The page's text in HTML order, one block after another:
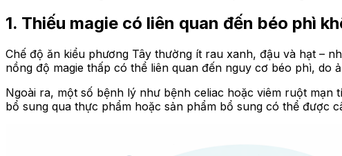
1. Thiếu magie có liên quan đến béo phì
Chế độ ăn kiểu phương Tây thường ít rau xanh, đậu và hạt –
nồng độ magie thấp có thể liên quan đến nguy cơ béo phì,
Ngoài ra, một số bệnh lý như bệnh celiac hoặc viêm ruột
bổ sung qua thực phẩm hoặc sản phẩm bổ sung có thể được